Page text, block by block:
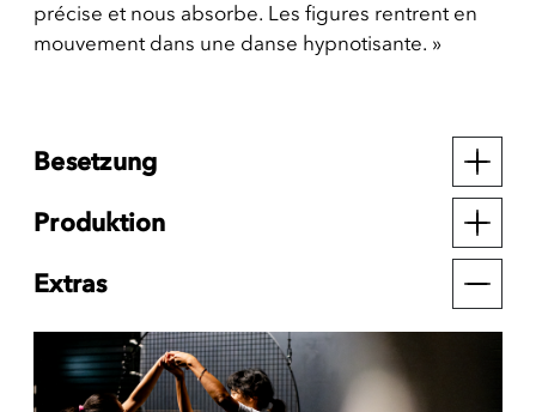
précise et nous absorbe. Les figures rentrent en
mouvement dans une danse hypnotisante. »
Besetzung
Produktion
Extras